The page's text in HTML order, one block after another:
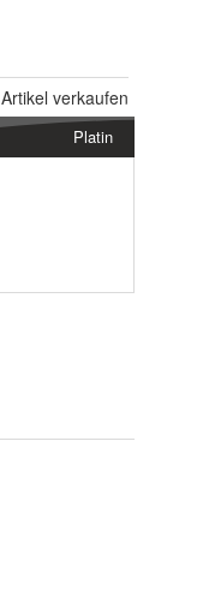
Artikel verkaufen
Platin